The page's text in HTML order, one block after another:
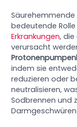
bedeutende
Erkrankungen,
verursacht
indem sie
reduzieren oder
neutralisieren,
Sodbrennen und